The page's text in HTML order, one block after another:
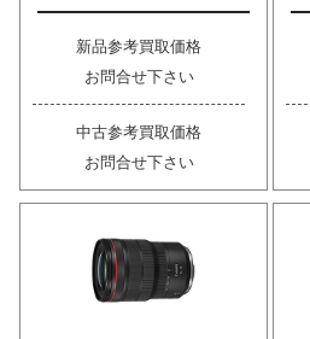
新品参考買取価格
お問合せ下さい
中古参考買取価格
お問合せ下さい